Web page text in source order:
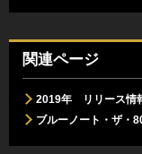
関連ページ
2019年 リリース情
ブルーノート・ザ・